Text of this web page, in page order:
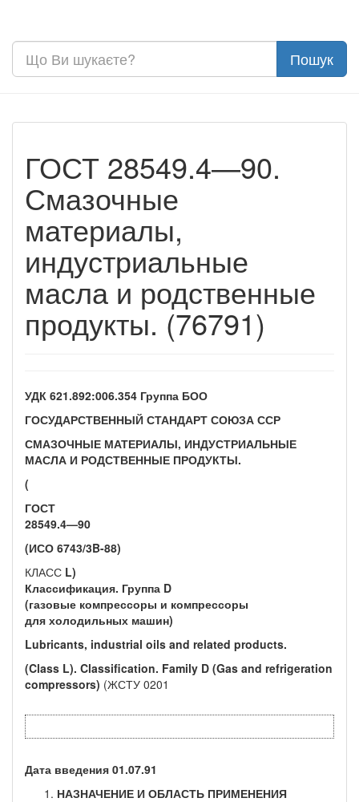
ГОСТ 28549.4—90.
Смазочные
материалы,
индустриальные
масла и родственные
продукты. (76791)
УДК 621.892:006.354 Группа БОО
ГОСУДАРСТВЕННЫЙ СТАНДАРТ СОЮЗА ССР
СМАЗОЧНЫЕ МАТЕРИАЛЫ, ИНДУСТРИАЛЬНЫЕ
МАСЛА И РОДСТВЕННЫЕ ПРОДУКТЫ.
(
ГОСТ
28549.4—90
(ИСО 6743/3B-88)
КЛАСС L)
Классификация. Группа D
(газовые компрессоры и компрессоры
для холодильных машин)
Lubricants, industrial oils and related products.
(Class L). Classification. Family D (Gas and refrigeration
compressors) (ЖСТУ 0201
Дата введения 01.07.91
НАЗНАЧЕНИЕ И ОБЛАСТЬ ПРИМЕНЕНИЯ